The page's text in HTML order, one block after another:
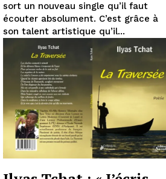
sort un nouveau single qu’il faut
écouter absolument. C’est grâce à
son talent artistique qu’il...